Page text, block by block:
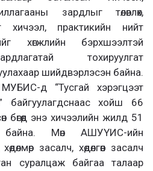
зардлыг төлөвлөх,
хичээл, практикийн нийт
хөгжлийн бэрхшээлтэй
тохируулгат
шийдвэрлэсэн байна.
д “Тусгай хэрэгцээт
байгуулагдснаас хойш 66
бөгөөд энэ хичээлийн жилд 51
Мөн АШУҮИС-ийн
засалч, хөдөлгөөн засалч
суралцаж байгаа талаар